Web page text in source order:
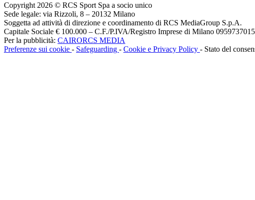
Copyright 2026 © RCS Sport Spa a socio unico
Sede legale: via Rizzoli, 8 – 20132 Milano
Soggetta ad attività di direzione e coordinamento di RCS MediaGroup S.p.A.
Capitale Sociale € 100.000 – C.F./P.IVA/Registro Imprese di Milano
Per la pubblicità: CAIRORCS MEDIA
Preferenze sui cookie - Safeguarding - Cookie e Privacy Policy - Stato del